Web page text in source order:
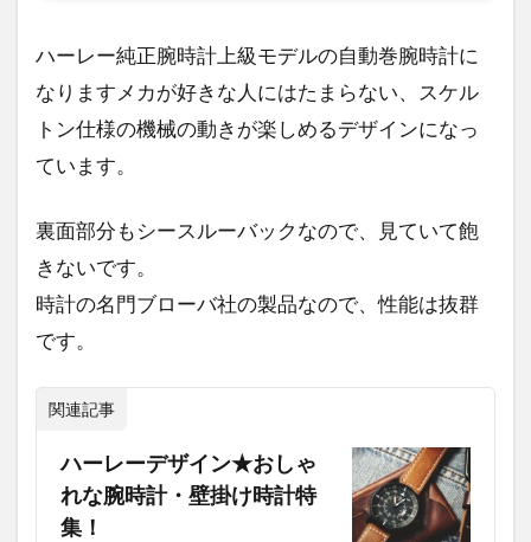
な
お
さ
ん
す
す
ギ
フ
9.1
Davidson
フラスク
セット
ハーレー純正腕時計上級モデルの自動巻腕時計に
なりますメカが好きな人にはたまらない、スケル
トン仕様の機械の動きが楽しめるデザインになっ
ています。
裏面部分もシースルーバックなので、見ていて飽
きないです。
時計の名門ブローバ社の製品なので、性能は抜群
です。
関連記事
ハーレーデザイン★おしゃ
れな腕時計・壁掛け時計特
集！